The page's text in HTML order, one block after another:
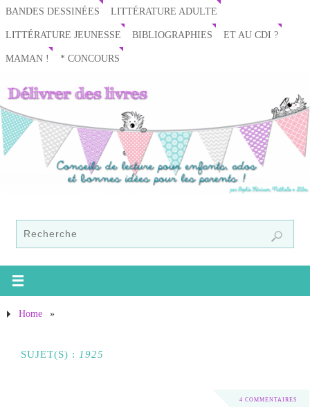
BANDES DESSINÉES LITTÉRATURE ADULTE
LITTÉRATURE JEUNESSE BIBLIOGRAPHIES ET AU CDI ?
MAMAN ! * CONCOURS
Home »
SUJET(S) : 1925
4 COMMENTAIRES